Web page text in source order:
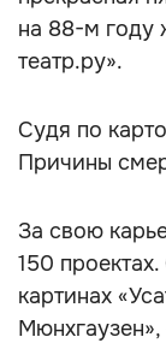
на 88-м году
театр.ру».
Судя по
Причины
За свою
150
картинах